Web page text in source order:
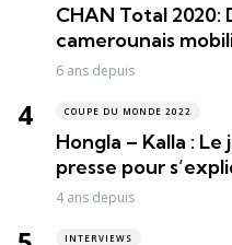
CHAN Total 2020:
camerounais
6 ans depuis
COUPE DU MONDE 2022
Hongla – Kalla :
presse pour
4 ans depuis
INTERVIEWS